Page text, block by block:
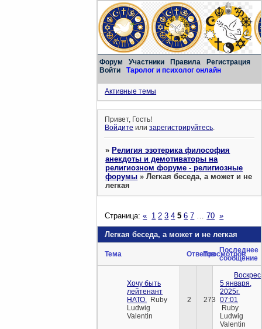
Форум Участники Правила
Регистрация
Войти
Таролог и психолог онлайн
Активные темы
Привет, Гость!
Войдите илизарегистрируйтесь.
»Религия эзотерика философия
анекдоты и демотиваторы на
религиозном форуме - религиозные
форумы »Легкая беседа, а может и не
легкая
Легкая беседа, а может и не легкая
Страница:« 1 2 3 4 5 6 7 70 »
Тема ОтветовПросмотров
Последнее
сообщение
Хочу быть
лейтенант
НАТО.
Ruby
Ludwig
Valentin
2 273
5 января,
2025г.
07:01
Ruby
Ludwig
Valentin